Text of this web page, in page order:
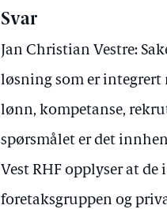
Svar
Jan Christian Vestre:
løsning som er integrert
lønn, kompetanse,
spørsmålet er det
Vest RHF opplyser at
foretaksgruppen og